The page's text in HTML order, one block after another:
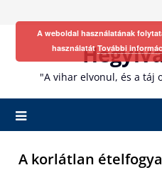
"A vihar elvonul, és a táj
A korlátlan
A weboldal használatának
használatátTovábbi